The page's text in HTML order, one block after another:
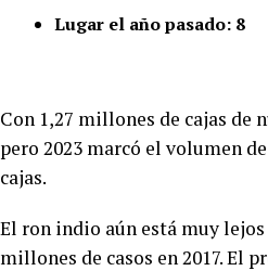
Lugar el año pasado: 8
Con 1,27 millones de cajas de
pero 2023 marcó el volumen
cajas.
El ron indio aún está muy
millones de casos en 2017. El